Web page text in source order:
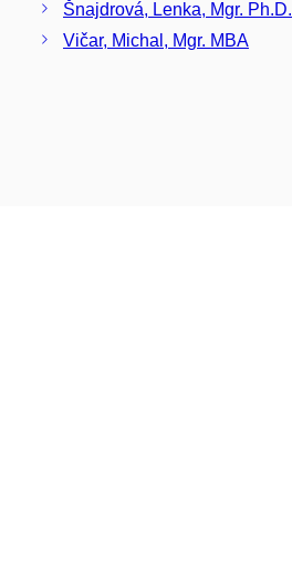
Šnajdrová, Lenka, Mgr. Ph.D.
Vičar, Michal, Mgr. MBA